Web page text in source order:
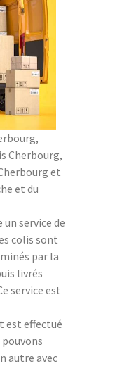
Cherbourg,
et
et du
un service de
colis sont
par la
livrés
service est
est effectué
autre avec